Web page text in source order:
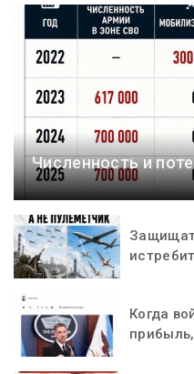
Численность и
Когда